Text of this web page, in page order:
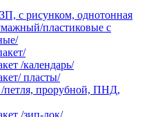
с рисунком, однотонная
пластиковые с
/календарь/
пласты/
петля, прорубной, ПНД,
/зип-лок/